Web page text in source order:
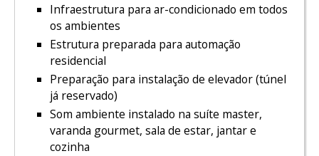
Infraestrutura para ar-condicionado em todos
os ambientes
Estrutura preparada para automação
residencial
Preparação para instalação de elevador (túnel
já reservado)
Som ambiente instalado na suíte master,
varanda gourmet, sala de estar, jantar e
cozinha